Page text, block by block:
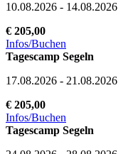
10.08.2026 - 14.08.2026
€ 205,00
Infos/Buchen
Tagescamp Segeln
17.08.2026 - 21.08.2026
€ 205,00
Infos/Buchen
Tagescamp Segeln